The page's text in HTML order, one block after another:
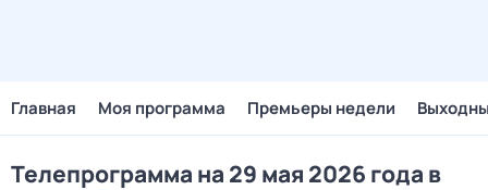
Главная Моя программа Премьеры недели
Телепрограмма на 29 мая 2026 года в